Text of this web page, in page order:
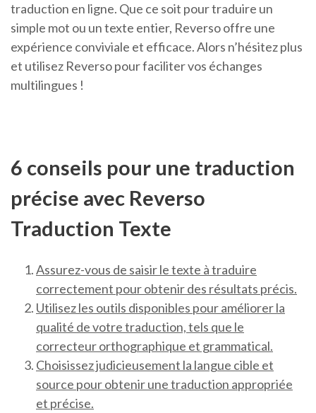
traduction en ligne. Que ce soit pour traduire un
simple mot ou un texte entier, Reverso offre une
expérience conviviale et efficace. Alors n’hésitez plus
et utilisez Reverso pour faciliter vos échanges
multilingues !
6 conseils pour une traduction
précise avec Reverso
Traduction Texte
Assurez-vous de saisir le texte à traduire
correctement pour obtenir des résultats précis.
Utilisez les outils disponibles pour améliorer la
qualité de votre traduction, tels que le
correcteur orthographique et grammatical.
Choisissez judicieusement la langue cible et
source pour obtenir une traduction appropriée
et précise.